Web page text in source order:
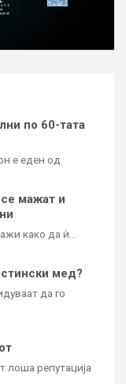
по 60-тата
е еден од
мажат и
како да ѝ…
мед?
да го
лоша репутација